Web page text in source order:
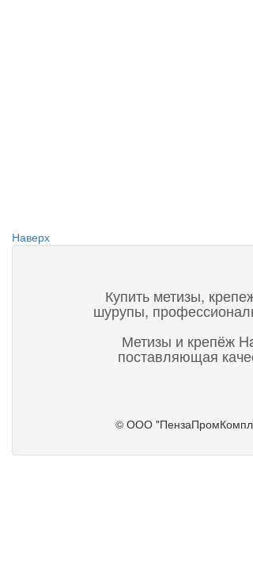
Наверх
Купить метизы,
шурупы,
Метизы и крепёж
поставляющая
© ООО